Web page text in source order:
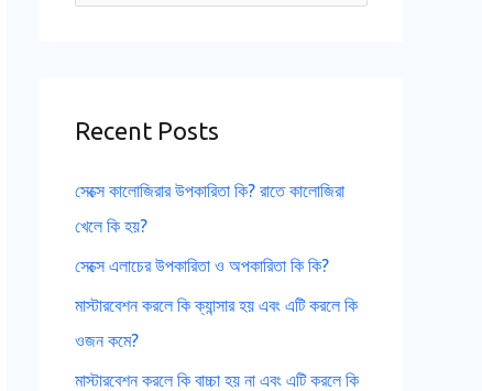
c
f
o
r
:
Recent Posts
সেক্সে কালোজিরার উপকারিতা কি? রাতে কালোজিরা
খেলে কি হয়?
সেক্সে এলাচের উপকারিতা ও অপকারিতা কি কি?
মাস্টারবেশন করলে কি ক্যান্সার হয় এবং এটি করলে কি
ওজন কমে?
মাস্টারবেশন করলে কি বাচ্চা হয় না এবং এটি করলে কি